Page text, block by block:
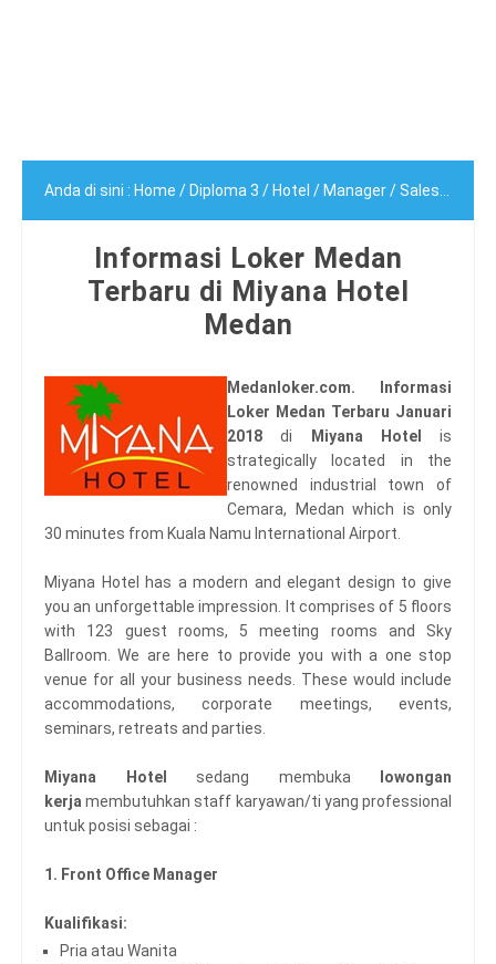
Anda di sini : Home / Diploma 3 / Hotel / Manager/Sales
Informasi Loker Medan
Terbaru di Miyana Hotel
Medan
Medanloker.com. Informasi
Loker Medan Terbaru Januari
2018 di Miyana Hotel is
strategically located in the
renowned industrial town of
Cemara, Medan which is only
30 minutes from Kuala Namu International Airport.
Miyana Hotel has a modern and elegant design to give
you an unforgettable impression. It comprises of 5 floors
with 123 guest rooms, 5 meeting rooms and Sky
Ballroom. We are here to provide you with a one stop
venue for all your business needs. These would include
accommodations, corporate meetings, events,
seminars, retreats and parties.
Miyana Hotel sedang membuka
lowongan
kerjamembutuhkan staff karyawan/ti yang professional
untuk posisi sebagai :
1. Front Office Manager
Kualifikasi:
Pria atau Wanita